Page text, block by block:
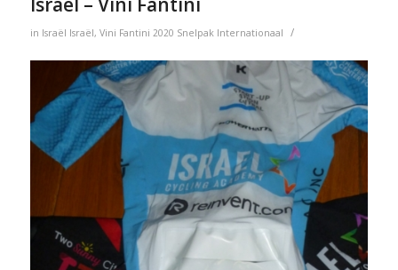
in Israël Israël, Vini Fantini 2020 Snelpak Internationaal /